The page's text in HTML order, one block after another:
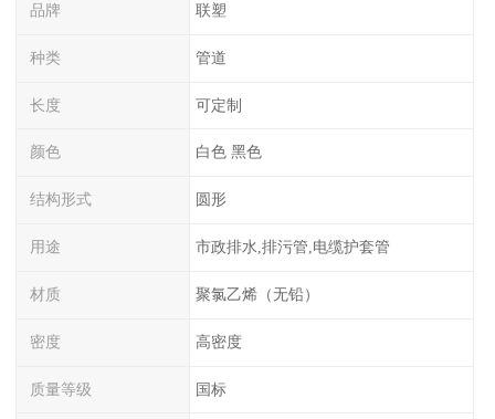
品牌 联塑
种类 管道
长度 可定制
颜色 白色 黑色
结构形式 圆形
用途 市政排水,排污管,电缆护套管
材质 聚氯乙烯（无铅）
密度 高密度
质量等级 国标